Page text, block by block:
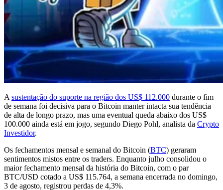
A sustentação do suporte na região dos US$ 112.000 durante o fim
de semana foi decisiva para o Bitcoin manter intacta sua tendência
de alta de longo prazo, mas uma eventual queda abaixo dos US$
100.000 ainda está em jogo, segundo Diego Pohl, analista da Crypto
Investidor.
Os fechamentos mensal e semanal do Bitcoin (BTC) geraram
sentimentos mistos entre os traders. Enquanto julho consolidou o
maior fechamento mensal da história do Bitcoin, com o par
BTC/USD cotado a US$ 115.764, a semana encerrada no domingo,
3 de agosto, registrou perdas de 4,3%.